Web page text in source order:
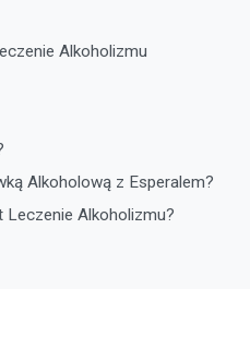
Alkoholizmu
Alkoholową z Esperalem?
Leczenie Alkoholizmu?